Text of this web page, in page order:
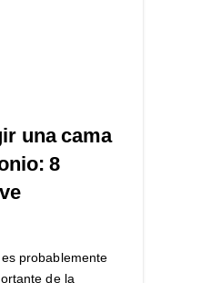
una cama
8
probablemente
de la